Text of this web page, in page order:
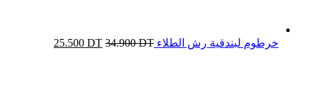
خرطوم لبندقية رش الطلاء 34.900DT
25.500 DT